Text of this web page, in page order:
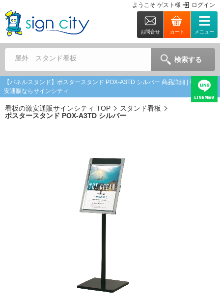
ようこそ ゲスト 様 ログイン
お問合せ カート メニュー
屋外 スタンド看板 検索する
【パネルスタンド】ポスタースタンド POX-A3TD シルバー 商品詳細 | 看板の激
安通販ならサインシティ
看板の激安通販サインシティ TOP
スタンド看板
ポスタースタンド POX-A3TD シルバー